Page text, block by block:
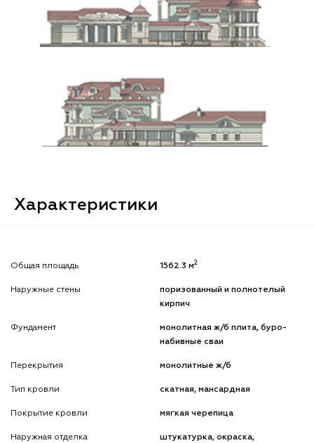
Характеристики
Общая площадь 1562.3 м2
Наружные стены
поризованный и полнотелый
кирпич
Фундамент
монолитная ж/б плита, буро-
набивные сваи
Перекрытия монолитные ж/б
Тип кровли скатная, мансардная
Покрытие кровли мягкая черепица
Наружная отделка
штукатурка, окраска,